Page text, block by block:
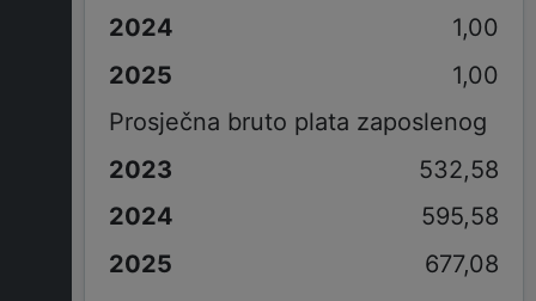
1,00
1,00
Prosječna bruto plata zaposlenog
532,58
595,58
677,08